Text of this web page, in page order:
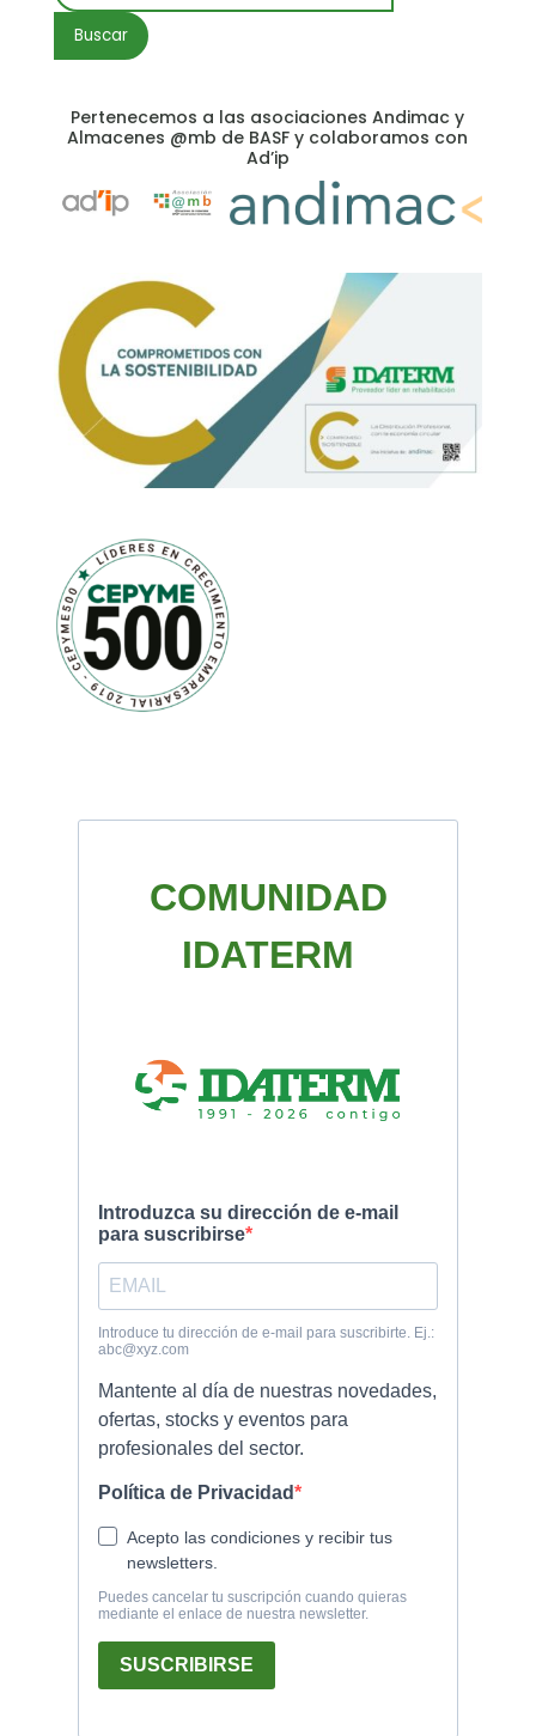
Buscar
Pertenecemos a las asociaciones Andimac y
Almacenes @mb de BASF y colaboramos con
Ad’ip